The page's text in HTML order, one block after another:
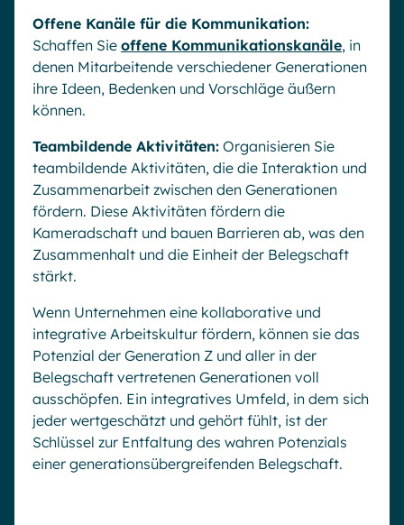
Offene Kanäle für die Kommunikation:
Schaffen Sie offene Kommunikationskanäle, in
denen Mitarbeitende verschiedener Generationen
ihre Ideen, Bedenken und Vorschläge äußern
können.
Teambildende Aktivitäten: Organisieren Sie
teambildende Aktivitäten, die die Interaktion und
Zusammenarbeit zwischen den Generationen
fördern. Diese Aktivitäten fördern die
Kameradschaft und bauen Barrieren ab, was den
Zusammenhalt und die Einheit der Belegschaft
stärkt.
Wenn Unternehmen eine kollaborative und
integrative Arbeitskultur fördern, können sie das
Potenzial der Generation Z und aller in der
Belegschaft vertretenen Generationen voll
ausschöpfen. Ein integratives Umfeld, in dem sich
jeder wertgeschätzt und gehört fühlt, ist der
Schlüssel zur Entfaltung des wahren Potenzials
einer generationsübergreifenden Belegschaft.